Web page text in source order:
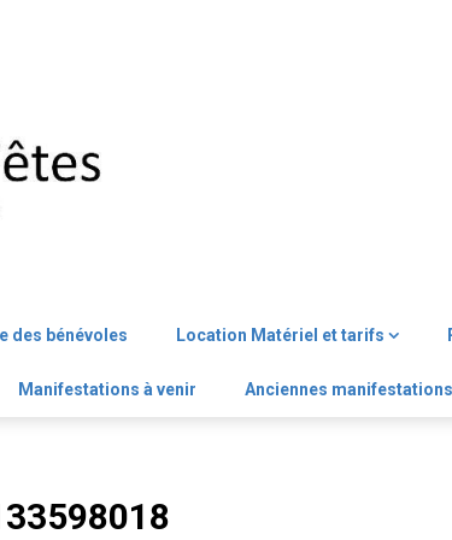
des bénévoles Location Matériel et tarifs
Manifestations à venir Anciennes manifestations